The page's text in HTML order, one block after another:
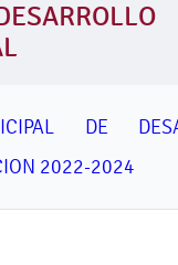
DE
2022-2024